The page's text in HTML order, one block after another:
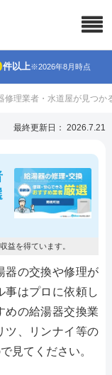
件以上※2026年8月時点
修理業者・水道屋が見つか
最終更新日： 2026.7.21
益を得ています。
器の交換や修理が
事はプロに依頼し
めの給湯器交換業
ツ、リンナイ等の
見てください。